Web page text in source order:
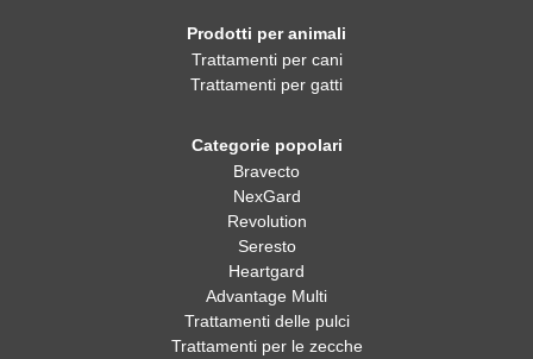
Prodotti per animali
Trattamenti per cani
Trattamenti per gatti
Categorie popolari
Bravecto
NexGard
Revolution
Seresto
Heartgard
Advantage Multi
Trattamenti delle pulci
Trattamenti per le zecche